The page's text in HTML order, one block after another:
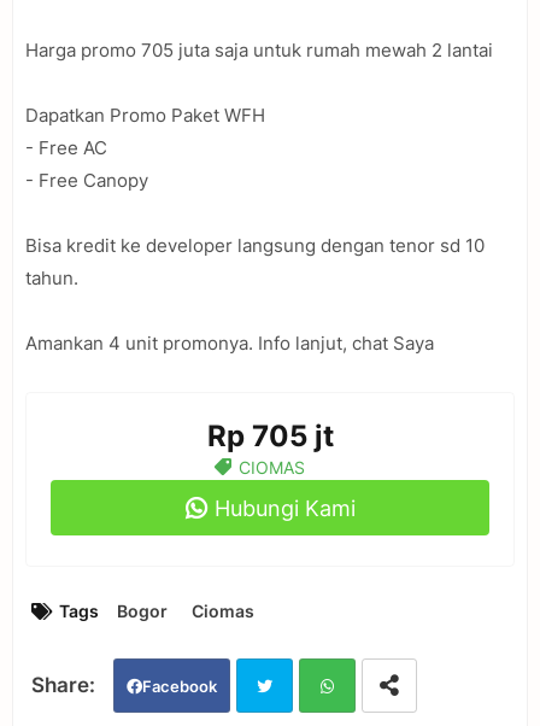
Harga promo 705 juta saja untuk rumah mewah 2 lantai
Dapatkan Promo Paket WFH
- Free AC
- Free Canopy
Bisa kredit ke developer langsung dengan tenor sd 10
tahun.
Amankan 4 unit promonya. Info lanjut, chat Saya
Rp 705 jt
CIOMAS
Hubungi Kami
Tags Bogor Ciomas
Facebook